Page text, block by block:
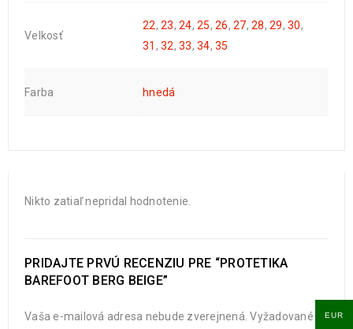
Velkosť
22, 23, 24, 25, 26, 27, 28, 29, 30,
31 , 32, 33, 34, 35
Farba hnedá
Nikto zatiaľ nepridal hodnotenie.
PRIDAJTE PRVÚ RECENZIU PRE “PROTETIKA
BAREFOOT BERG BEIGE”
Vaša e-mailová adresa nebude zverejnená. Vyžadované
EUR